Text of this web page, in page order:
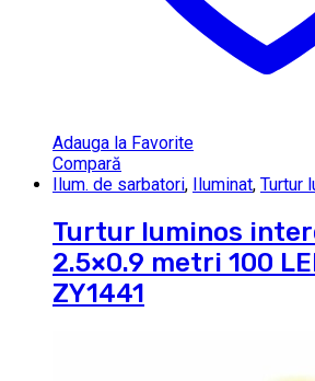
Adauga la Favorite
Compară
Ilum. de sarbatori, Iluminat, Turtur
Turtur luminos
2.5×0.9 metri 100
ZY1441